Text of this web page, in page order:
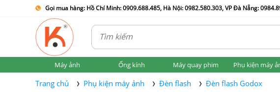
Gọi mua hàng: Hồ Chí Minh: 0909.688.485, Hà Nội: 0982.580.303, VP Đà Nẵng:
Máy ảnh Ống kính Máy quay phim Phụ kiện máy
Trang chủ Phụ kiện máy ảnh Đèn flash Đèn flash Godox